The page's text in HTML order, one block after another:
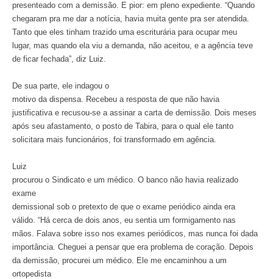
presenteado com a demissão. E pior: em pleno expediente. “Quando
chegaram pra me dar a notícia, havia muita gente pra ser atendida.
Tanto que eles tinham trazido uma escriturária para ocupar meu
lugar, mas quando ela viu a demanda, não aceitou, e a agência teve
de ficar fechada”, diz Luiz.
De sua parte, ele indagou o
motivo da dispensa. Recebeu a resposta de que não havia
justificativa e recusou-se a assinar a carta de demissão. Dois meses
após seu afastamento, o posto de Tabira, para o qual ele tanto
solicitara mais funcionários, foi transformado em agência.
Luiz
procurou o Sindicato e um médico. O banco não havia realizado
exame
demissional sob o pretexto de que o exame periódico ainda era
válido. “Há cerca de dois anos, eu sentia um formigamento nas
mãos. Falava sobre isso nos exames periódicos, mas nunca foi dada
importância. Cheguei a pensar que era problema de coração. Depois
da demissão, procurei um médico. Ele me encaminhou a um
ortopedista